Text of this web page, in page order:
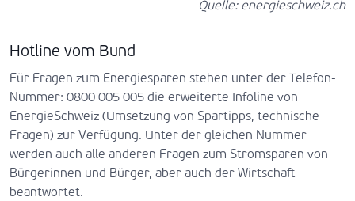
Quelle: energieschweiz.ch
Hotline vom Bund
Für Fragen zum Energiesparen stehen unter der Telefon-
Nummer: 0800 005 005 die erweiterte Infoline von
EnergieSchweiz (Umsetzung von Spartipps, technische
Fragen) zur Verfügung. Unter der gleichen Nummer
werden auch alle anderen Fragen zum Stromsparen von
Bürgerinnen und Bürger, aber auch der Wirtschaft
beantwortet.